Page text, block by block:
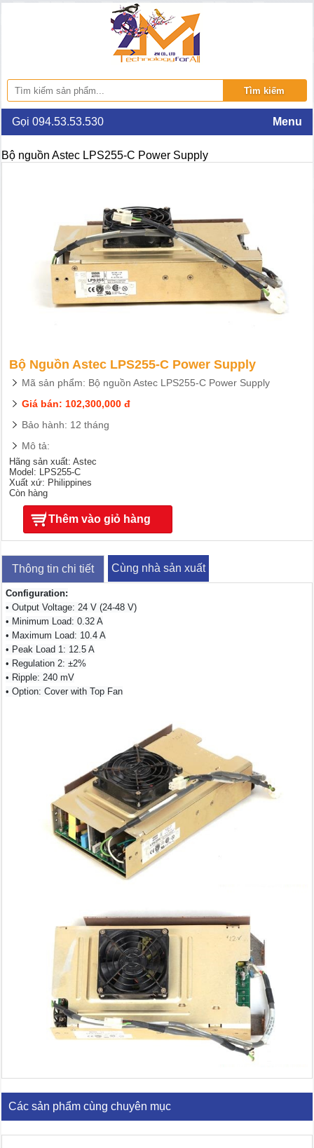
Gọi 094.53.53.530 Menu
Bộ nguồn Astec LPS255-C Power Supply
Bộ Nguồn Astec LPS255-C Power Supply
Mã sản phẩm: Bộ nguồn Astec LPS255-C Power Supply
Giá bán: 102,300,000 đ
Bảo hành: 12 tháng
Mô tả:
Hãng sản xuất: Astec
Model: LPS255-C
Xuất xứ: Philippines
Còn hàng
Thêm vào giỏ hàng
Thông tin chi tiết Cùng nhà sản xuất
Configuration:
• Output Voltage: 24 V (24-48 V)
• Minimum Load: 0.32 A
• Maximum Load: 10.4 A
• Peak Load 1: 12.5 A
• Regulation 2: ±2%
• Ripple: 240 mV
• Option: Cover with Top Fan
Các sản phẩm cùng chuyên mục